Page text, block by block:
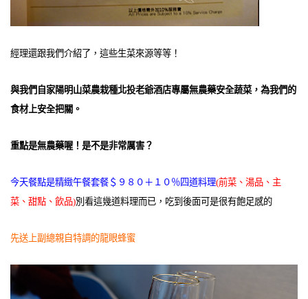
經理還跟我們介紹了，這些生菜來源等等！
與我們自家陽明山菜農栽種北投老爺酒店專屬無農藥安全蔬菜，為我們的
食材上安全把關。
重點是無農藥喔！是不是非常厲害？
今天餐點是精緻午餐套餐＄９８０＋１０％四道料理(前菜、湯品、主
菜、甜點、飲品)別看這幾道料理而已，吃到後面可是很有飽足感的
先送上副總親自特調的龍眼蜂蜜